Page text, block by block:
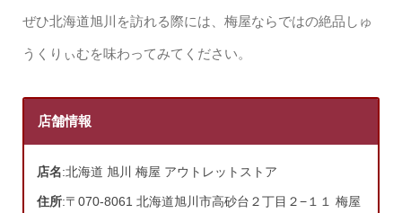
ぜひ北海道旭川を訪れる際には、梅屋ならではの絶品しゅ
うくりぃむを味わってみてください。
店舗情報
店名:北海道 旭川 梅屋 アウトレットストア
住所:〒070-8061 北海道旭川市高砂台２丁目２−１１ 梅屋